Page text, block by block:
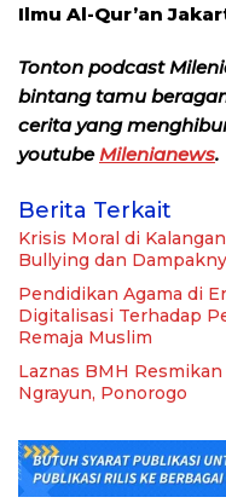
Ilmu Al-Qur’an
Tonton podcast
bintang tamu
cerita yang
youtube Milenianews.
Berita Terkait
Krisis Moral di
Bullying dan
Pendidikan Agama di
Digitalisasi Terhadap
Remaja Muslim
Laznas BMH
Ngrayun, Ponorogo